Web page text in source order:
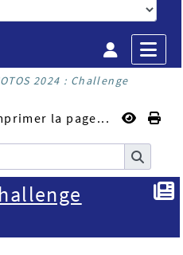
2024 : Challenge
la page...